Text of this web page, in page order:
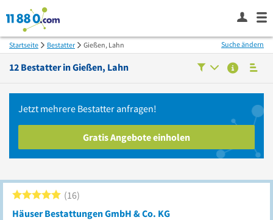
Startseite Bestatter Gießen, Lahn
12 Bestatter inGießen, Lahn
Suche ändern
Jetzt mehrere Bestatter anfragen!
Gratis Angebote einholen
Häuser Bestattungen GmbH & Co. KG
16